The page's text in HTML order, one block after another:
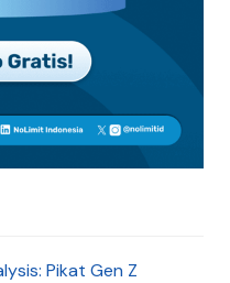
Pikat Gen Z